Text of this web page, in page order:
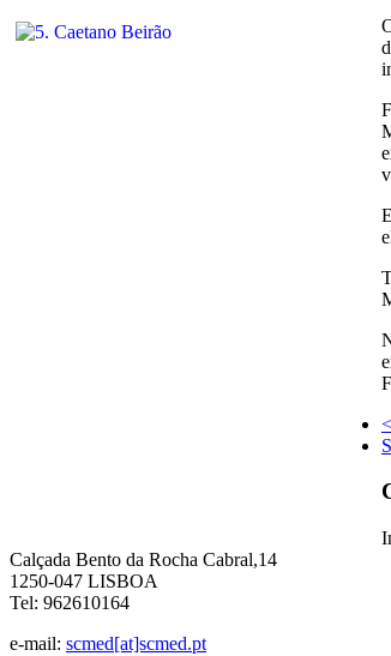
Calçada Bento da Rocha Cabral,14
1250-047 LISBOA
Tel: 962610164
e-mail: scmed[at]scmed.pt